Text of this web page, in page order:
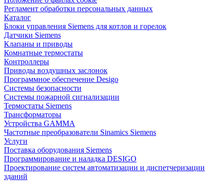
Регламент обработки персональных данных
Каталог
Блоки управления Siemens для котлов и горелок
Датчики Siemens
Клапаны и приводы
Комнатные термостаты
Контроллеры
Приводы воздушных заслонок
Программное обеспечение Desigo
Системы безопасности
Системы пожарной сигнализации
Термостаты Siemens
Трансформаторы
Устройства GAMMA
Частотные преобразователи Sinamics Siemens
Услуги
Поставка оборудования Siemens
Программирование и наладка DESIGO
Проектирование систем автоматизации и диспетчеризации
зданий